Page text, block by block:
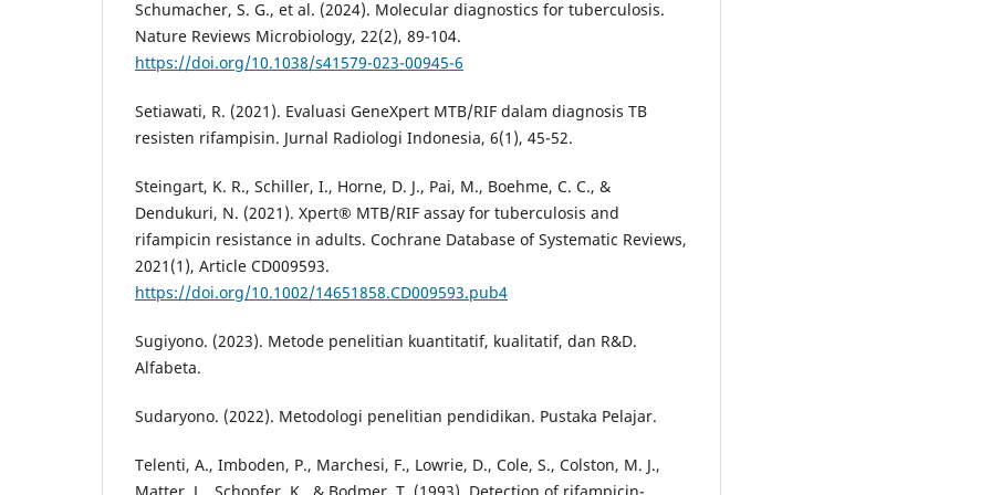
Schumacher, S. G., et al. (2024). Molecular diagnostics for tuberculosis.
Nature Reviews Microbiology, 22(2), 89-104.
https://doi.org/10.1038/s41579-023-00945-6
Setiawati, R. (2021). Evaluasi GeneXpert MTB/RIF dalam diagnosis TB
resisten rifampisin. Jurnal Radiologi Indonesia, 6(1), 45-52.
Steingart, K. R., Schiller, I., Horne, D. J., Pai, M., Boehme, C. C., &
Dendukuri, N. (2021). Xpert® MTB/RIF assay for tuberculosis and
rifampicin resistance in adults. Cochrane Database of Systematic Reviews,
2021(1), Article CD009593.
https://doi.org/10.1002/14651858.CD009593.pub4
Sugiyono. (2023). Metode penelitian kuantitatif, kualitatif, dan R&D.
Alfabeta.
Sudaryono. (2022). Metodologi penelitian pendidikan. Pustaka Pelajar.
Telenti, A., Imboden, P., Marchesi, F., Lowrie, D., Cole, S., Colston, M. J.,